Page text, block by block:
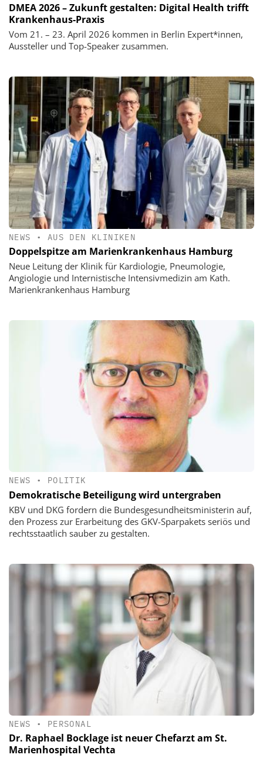
DMEA 2026 – Zukunft gestalten: Digital Health trifft
Krankenhaus-Praxis
Vom 21. – 23. April 2026 kommen in Berlin Expert*innen,
Aussteller und Top-Speaker zusammen.
NEWS • AUS DEN KLINIKEN
Doppelspitze am Marienkrankenhaus Hamburg
Neue Leitung der Klinik für Kardiologie, Pneumologie,
Angiologie und Internistische Intensivmedizin am Kath.
Marienkrankenhaus Hamburg
NEWS • POLITIK
Demokratische Beteiligung wird untergraben
KBV und DKG fordern die Bundesgesundheitsministerin auf,
den Prozess zur Erarbeitung des GKV-Sparpakets seriös und
rechtsstaatlich sauber zu gestalten.
NEWS • PERSONAL
Dr. Raphael Bocklage ist neuer Chefarzt am St.
Marienhospital Vechta